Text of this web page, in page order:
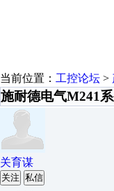
当前位置： 工控论坛 >
施耐德电气M241
关育谋
关注 私信